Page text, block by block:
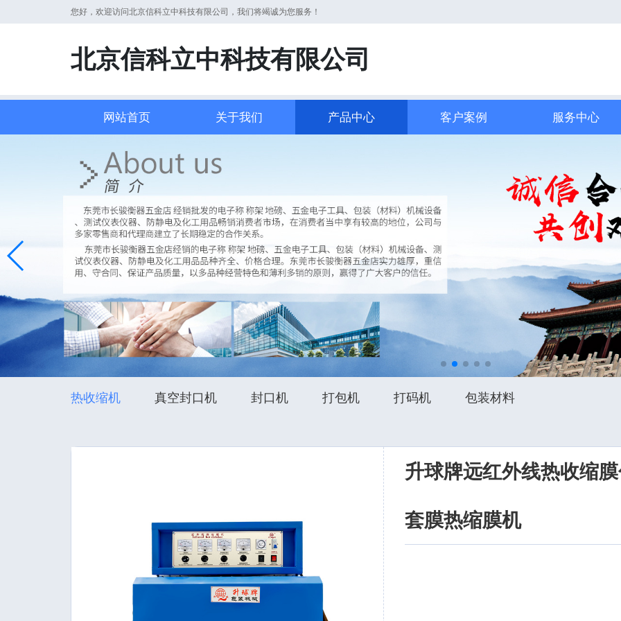
您好，欢迎访问北京信科立中科技有限公司，我们将竭诚为您服务！
北京信科立中科技有限公司
网站首页 关于我们 产品中心 客户案例 服务中心
热收缩机 真空封口机 封口机 打包机 打码机 包装材料
升球牌远红外线热收缩
套膜热缩膜机